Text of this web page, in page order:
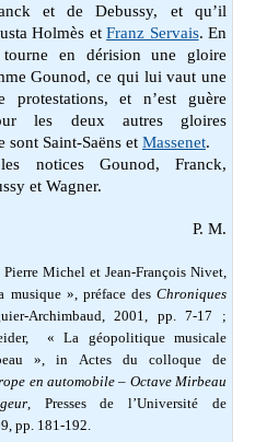
et de Debussy, et qu’il
Holmès et Franz Servais. En
tourne en dérision une gloire
Gounod, ce qui lui vaut une
protestations, et n’est guère
les deux autres gloires
sont Saint-Saëns et Massenet.
notices Gounod, Franck,
et Wagner.
P. M.
Michel et Jean-François Nivet,
musique », préface des Chroniques
Archimbaud, 2001, pp. 7-17 ;
« La géopolitique musicale
», in Actes du colloque de
en automobile – Octave Mirbeau
,
Presses de l’Université de
pp. 181-192.